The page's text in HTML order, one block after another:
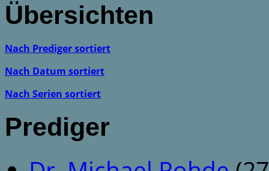
Übersichten
Nach Prediger sortiert
Nach Datum sortiert
Nach Serien sortiert
Prediger